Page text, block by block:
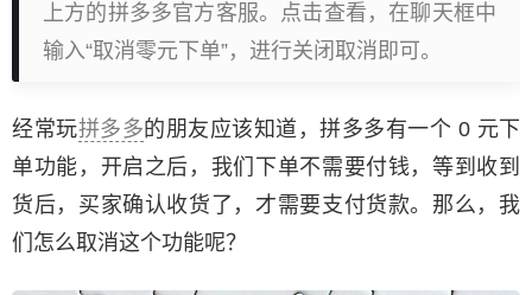
上方的拼多多官方客服。点击查看，在聊天框中
输入“取消零元下单”，进行关闭取消即可。
经常玩拼多多的朋友应该知道，拼多多有一个 0 元下
单功能，开启之后，我们下单不需要付钱，等到收到
货后，买家确认收货了，才需要支付货款。那么，我
们怎么取消这个功能呢？